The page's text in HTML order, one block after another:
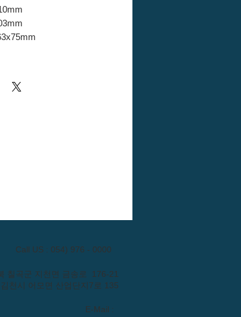
Call US : 054) 976 - 0000
칠곡군 지천면 금송로 176-21
천시 어모면 산업단지7로 135
E-Mail :